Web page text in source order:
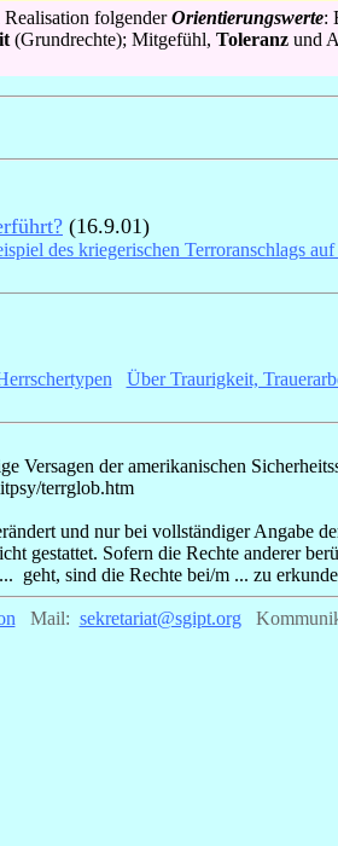
folgenderOrientierungswerte:
(Grundrechte); Mitgefühl, Toleranzund
(16.9.01)
des kriegerischen Terroranschlags
Über Traurigkeit,
Versagen der amerikanischen
terrglob.htm
und nur bei vollständiger Angabe
gestattet. Sofern die Rechte anderer
sind die Rechte bei/m ... zu
Mail: sekretariat@sgipt.org